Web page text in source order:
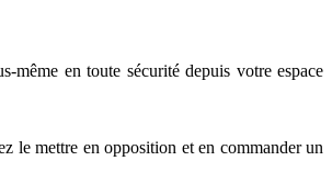
en toute sécurité depuis votre espace
le mettre en opposition et en commander un